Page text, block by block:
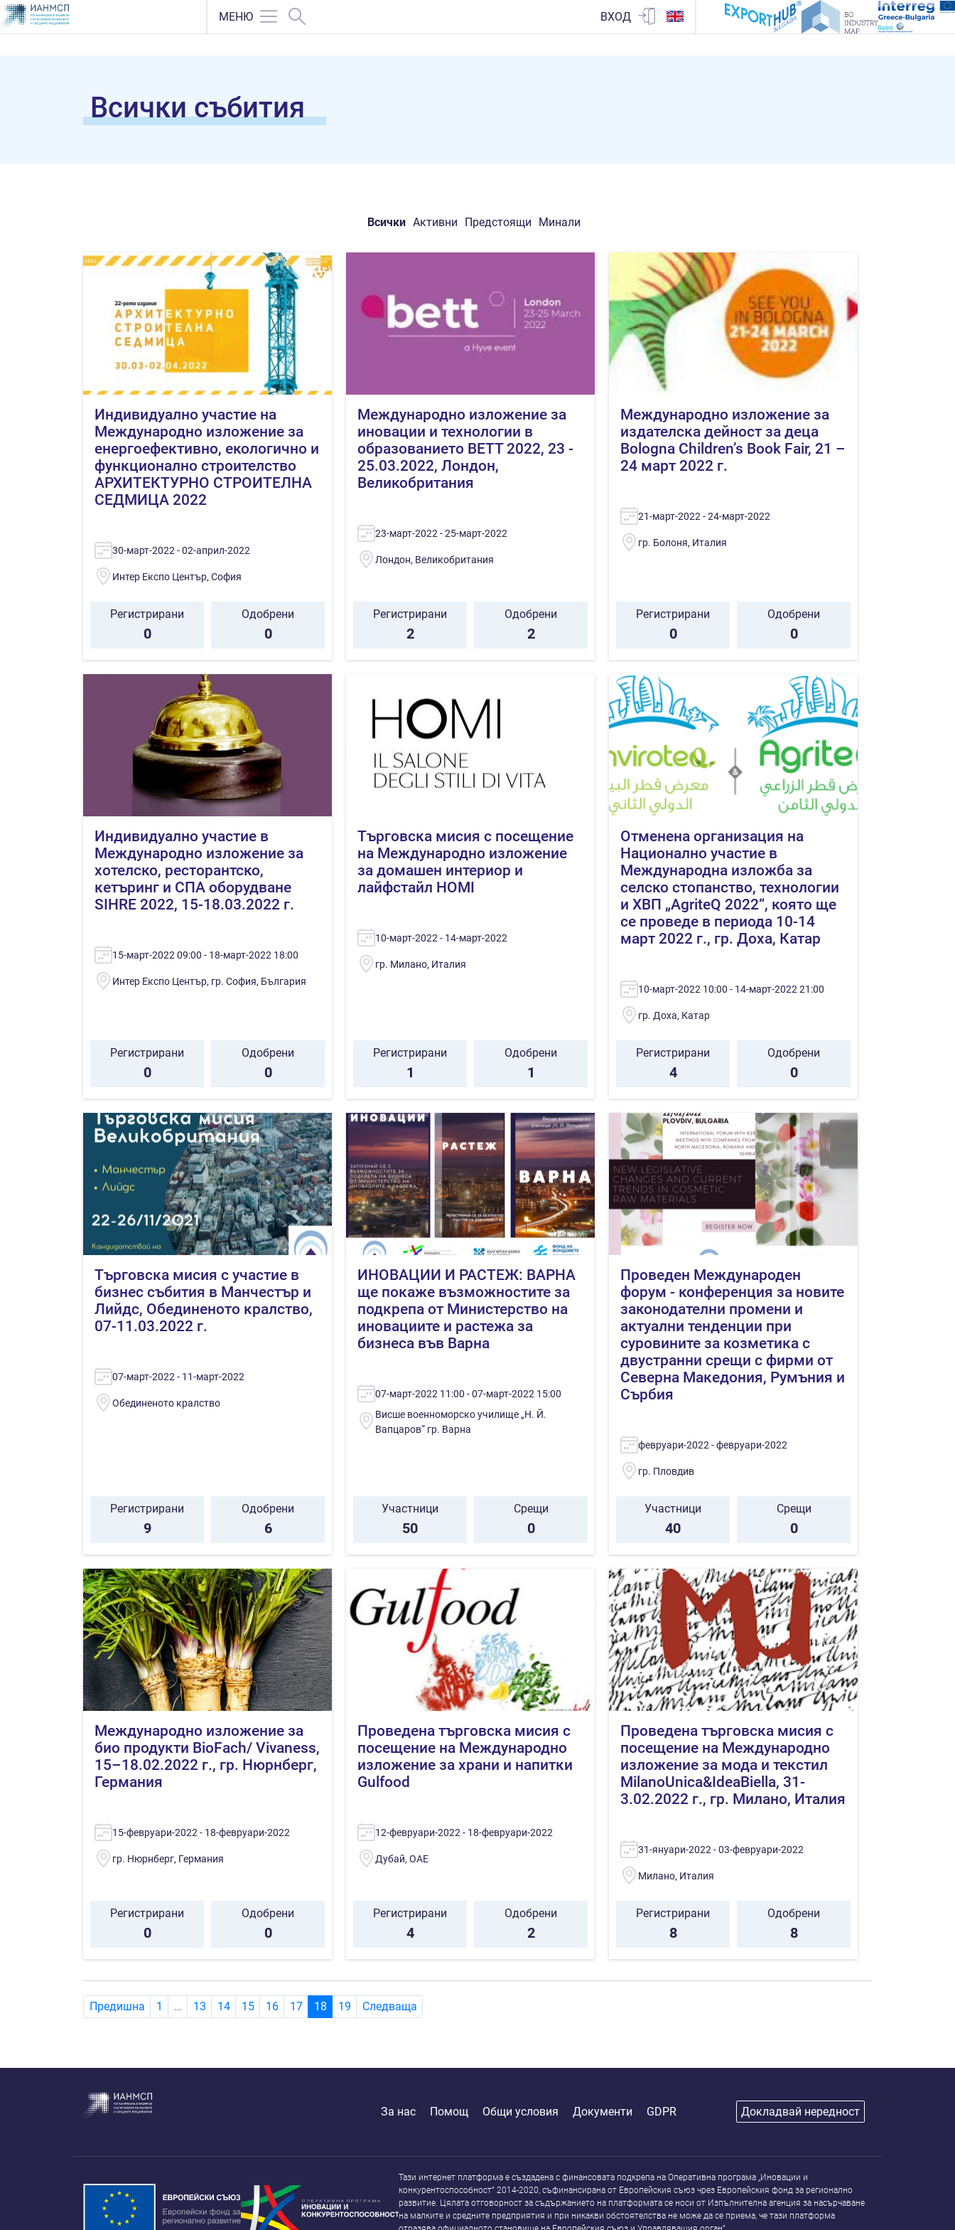
МЕНЮ ВХОД
Всички събития
Всички Активни Предстоящи Минали
Индивидуално участие на
Международно изложение за
енергоефективно, екологично и
функционално строителство
АРХИТЕКТУРНО СТРОИТЕЛНА
СЕДМИЦА 2022
30-март-2022 - 02-април-2022
Интер Експо Център, София
Регистрирани
0
Одобрени
0
Международно изложение за
иновации и технологии в
образованието BETT 2022, 23 -
25.03.2022, Лондон,
Великобритания
23-март-2022 - 25-март-2022
Лондон, Великобритания
Регистрирани
2
Одобрени
2
Международно изложение за
издателска дейност за деца
Bologna Children’s Book Fair, 21 –
24 март 2022 г.
21-март-2022 - 24-март-2022
гр. Болоня, Италия
Регистрирани
0
Одобрени
0
Индивидуално участие в
Международно изложение за
хотелско, ресторантско,
кетъринг и СПА оборудване
SIHRE 2022, 15-18.03.2022 г.
15-март-2022 09:00 - 18-март-2022 18:00
Интер Експо Център, гр. София, България
Регистрирани
0
Одобрени
0
Търговска мисия с посещение
на Международно изложение
за домашен интериор и
лайфстайл HOMI
10-март-2022 - 14-март-2022
гр. Милано, Италия
Регистрирани
1
Одобрени
1
Отменена организация на
Национално участие в
Международна изложба за
селско стопанство, технологии
и ХВП „AgriteQ 2022“, която ще
се проведе в периода 10-14
март 2022 г., гр. Доха, Катар
10-март-2022 10:00 - 14-март-2022 21:00
гр. Доха, Катар
Регистрирани
4
Одобрени
0
Търговска мисия с участие в
бизнес събития в Манчестър и
Лийдс, Обединеното кралство,
07-11.03.2022 г.
07-март-2022 - 11-март-2022
Обединеното кралство
Регистрирани
9
Одобрени
6
ИНОВАЦИИ И РАСТЕЖ: ВАРНА
ще покаже възможностите за
подкрепа от Министерство на
иновациите и растежа за
бизнеса във Варна
07-март-2022 11:00 - 07-март-2022 15:00
Висше военноморско училище „Н. Й.
Вапцаров“ гр. Варна
Участници
50
Срещи
0
Проведен Международен
форум - конференция за новите
законодателни промени и
актуални тенденции при
суровините за козметика с
двустранни срещи с фирми от
Северна Македония, Румъния и
Сърбия
февруари-2022 - февруари-2022
гр. Пловдив
Участници
40
Срещи
0
Международно изложение за
био продукти BioFach/ Vivaness,
15–18.02.2022 г., гр. Нюрнберг,
Германия
15-февруари-2022 - 18-февруари-2022
гр. Нюрнберг, Германия
Регистрирани
0
Одобрени
0
Проведена търговска мисия с
посещение на Международно
изложение за храни и напитки
Gulfood
12-февруари-2022 - 18-февруари-2022
Дубай, ОАЕ
Регистрирани
4
Одобрени
2
Проведена търговска мисия с
посещение на Международно
изложение за мода и текстил
MilanoUnica&IdeaBiella, 31-
3.02.2022 г., гр. Милано, Италия
31-януари-2022 - 03-февруари-2022
Милано, Италия
Регистрирани
8
Одобрени
8
Предишна 1 … 13 14 15 16 17 18(current)
19 Следваща
За нас Помощ Общи условия Документи GDPR Докладвай нередност
Тази интернет платформа е създадена с финансовата подкрепа на Оперативна програма „Иновации и
конкурентоспособност” 2014-2020, съфинансирана от Европейския съюз чрез Европейския фонд за регионално
развитие. Цялата отговорност за съдържанието на платформата се носи от Изпълнителна агенция за насърчаване
на малките и средните предприятия и при никакви обстоятелства не може да се приема, че тази платформа